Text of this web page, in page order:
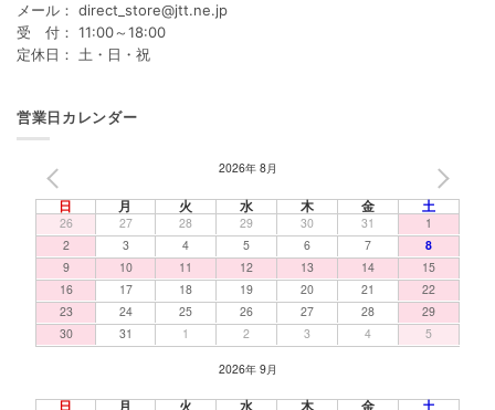
メール： direct_store@jtt.ne.jp
受 付： 11:00～18:00
定休日： 土・日・祝
営業日カレンダー
2026年 8月
日 月 火 水 木 金 土
26 27 28 29 30 31
1
2
3 4 5 6 7
8
9
10 11 12 13 14
15
16
17 18 19 20 21
22
23
24 25 26 27 28
29
30
31 1 2 3 4 5
2026年 9月